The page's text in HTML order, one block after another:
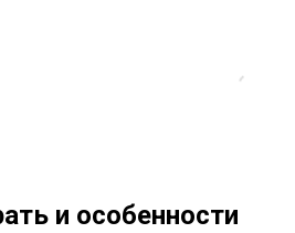
и особенности